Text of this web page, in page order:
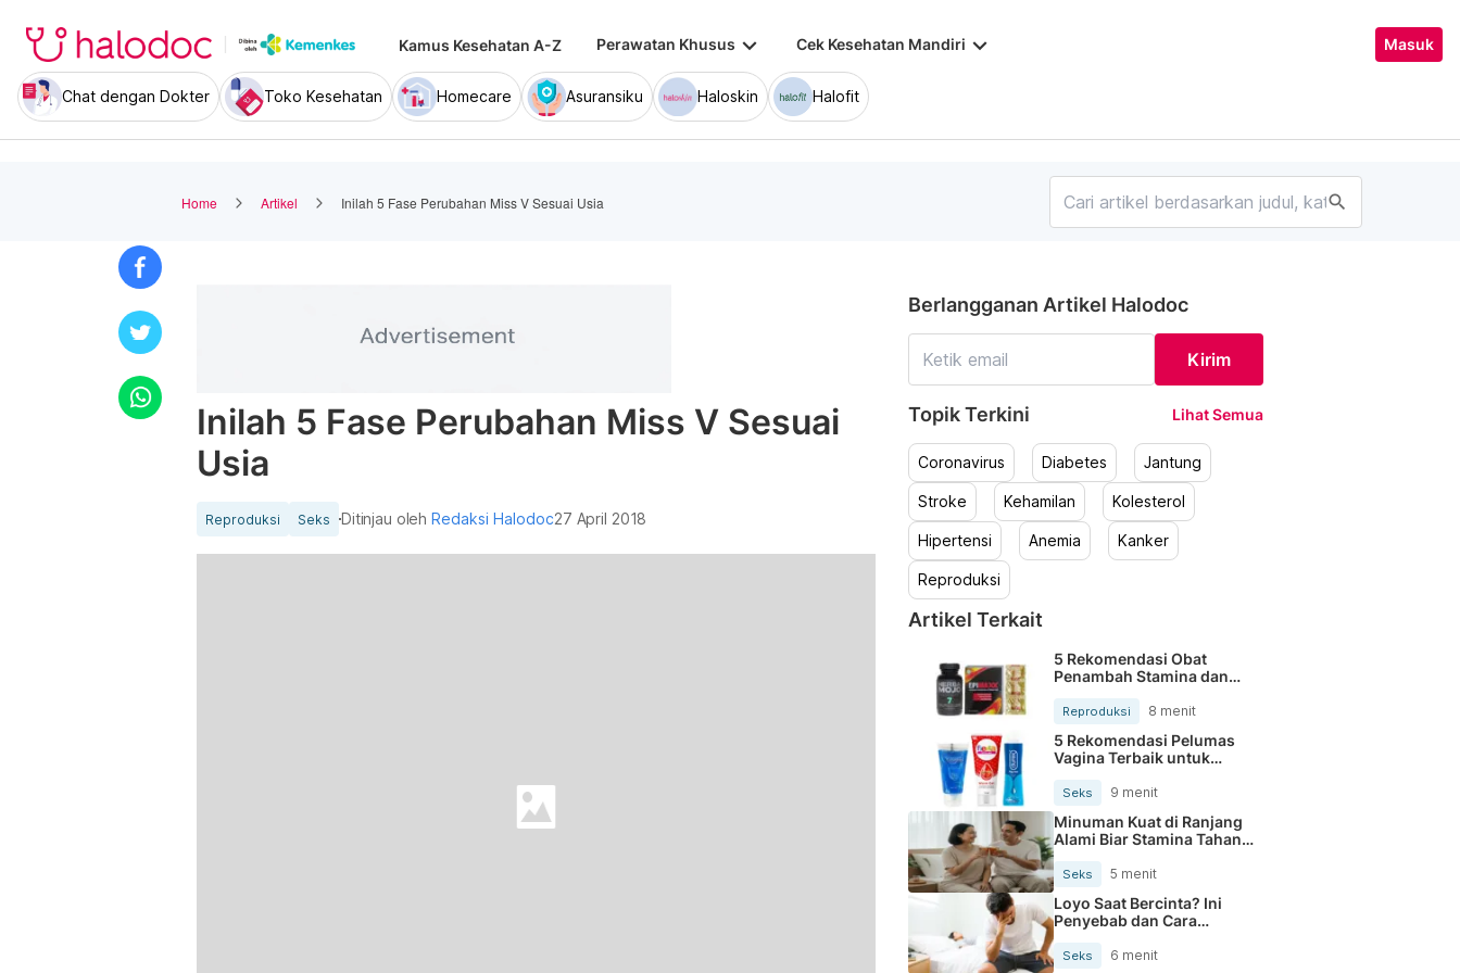
Kamus Kesehatan A-Z Perawatan Khusus keyboard_arrow_down Cek Kesehatan Mandiri keyboard_arrow_down Masuk
Chat dengan Dokter Toko Kesehatan Homecare Asuransiku Haloskin Halofit
Home Artikel Inilah 5 Fase Perubahan Miss V Sesuai Usia search
Inilah 5 Fase Perubahan Miss V Sesuai
Usia
Reproduksi Seks Ditinjau olehRedaksi Halodoc27 April 2018
Berlangganan Artikel Halodoc
Kirim
Topik Terkini Lihat Semua
Coronavirus Diabetes Jantung
Stroke Kehamilan Kolesterol
Hipertensi Anemia Kanker
Reproduksi
Artikel Terkait
5 Rekomendasi Obat
Penambah Stamina dan
Reproduksi 8 menit
5 Rekomendasi Pelumas
Vagina Terbaik untuk
Seks 9 menit
Minuman Kuat di Ranjang
Alami Biar Stamina Tahan
Lama
Seks 5 menit
Loyo Saat Bercinta? Ini
Penyebab dan Cara
Mengatasinya
Seks 6 menit